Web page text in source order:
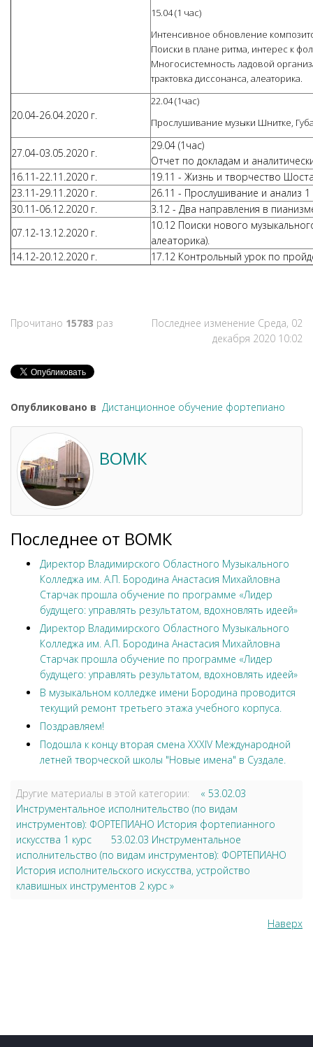
15.04 (1 час)
Интенсивное обновление
Поиски в плане ритма, интерес к
Многосистемность ладовой
трактовка диссонанса, алеаторика.
20.04-26.04.2020 г.
22.04 (1час)
Прослушивание музыки Шнитке,
27.04-03.05.2020 г.
29.04 (1час)
Отчет по докладам и
16.11-22.11.2020 г.
19.11 - Жизнь и творчество
23.11-29.11.2020 г.
26.11 - Прослушивание и анализ
30.11-06.12.2020 г.
3.12 - Два направления в
07.12-13.12.2020 г.
10.12 Поиски нового
алеаторика).
14.12-20.12.2020 г.
17.12 Контрольный урок по
Прочитано 15783 раз
Последнее изменение Среда, 02
декабря 2020 10:02
Опубликовано в Дистанционное обучение фортепиано
ВОМК
Последнее от ВОМК
Директор Владимирского Областного Музыкального
Колледжа им. А.П. Бородина Анастасия Михайловна
Старчак прошла обучение по программе «Лидер
будущего: управлять результатом, вдохновлять идеей»
Директор Владимирского Областного Музыкального
Колледжа им. А.П. Бородина Анастасия Михайловна
Старчак прошла обучение по программе «Лидер
будущего: управлять результатом, вдохновлять идеей»
В музыкальном колледже имени Бородина проводится
текущий ремонт третьего этажа учебного корпуса.
Поздравляем!
Подошла к концу вторая смена XXXIV Международной
летней творческой школы "Новые имена" в Суздале.
Другие материалы в этой категории:
« 53.02.03
Инструментальное исполнительство (по видам
инструментов): ФОРТЕПИАНО История фортепианного
искусства 1 курс
53.02.03 Инструментальное
исполнительство (по видам инструментов): ФОРТЕПИАНО
История исполнительского искусства, устройство
клавишных инструментов 2 курс »
Наверх